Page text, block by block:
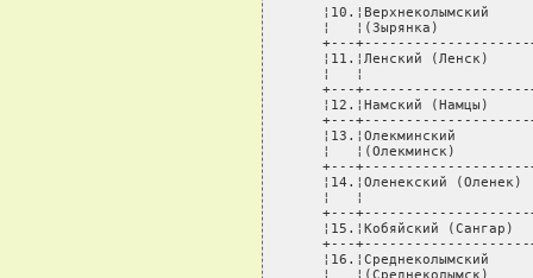
¦10.¦Верхнеколымский
¦   ¦(Зырянка)
+---
¦11.¦Ленский (Ленск)
¦   ¦
+---
¦12.¦Намский (Намцы)
+---
¦13.¦Олекминский
¦   ¦(Олекминск)
+---
¦14.¦Оленекский (Оленек)
¦   ¦
+---
¦15.¦Кобяйский (Сангар)
+---
¦16.¦Среднеколымский
¦   ¦(Среднеколымск)